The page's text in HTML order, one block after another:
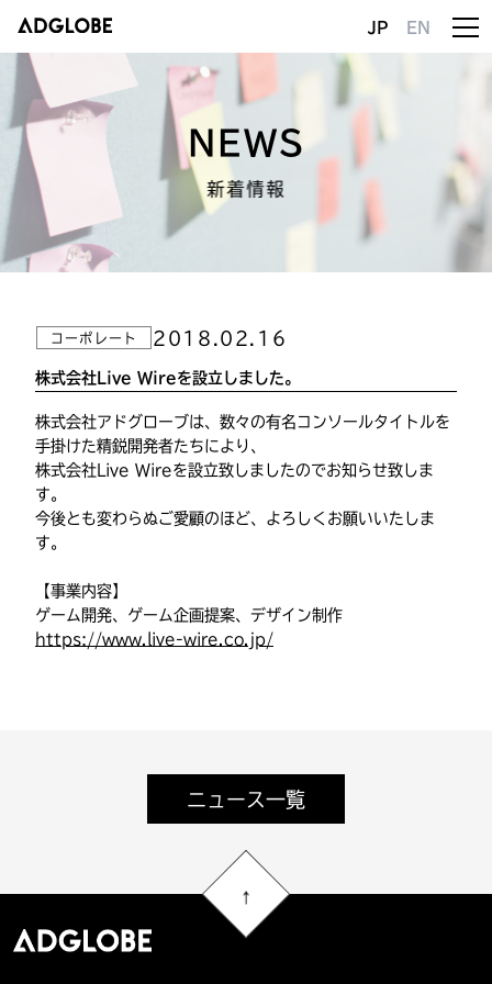
JP EN
NEWS
新着情報
コーポレート 2018.02.16
株式会社Live Wireを設立しました。
株式会社アドグローブは、数々の有名コンソールタイトルを
手掛けた精鋭開発者たちにより、
株式会社Live Wireを設立致しましたのでお知らせ致しま
す。
今後とも変わらぬご愛顧のほど、よろしくお願いいたしま
す。
【事業内容】
ゲーム開発、ゲーム企画提案、デザイン制作
https://www.live-wire.co.jp/
ニュース一覧